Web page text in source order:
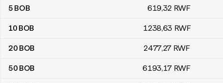
5 BOB 619,32 RWF
10 BOB 1238,63 RWF
20 BOB 2477,27 RWF
50 BOB 6193,17 RWF